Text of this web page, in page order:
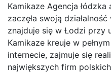
Kamikaze Agencja
zaczęła swoją
znajduje się w Łodzi przy
Kamikaze kreuje w
internecie, zajmuje się
największych firm